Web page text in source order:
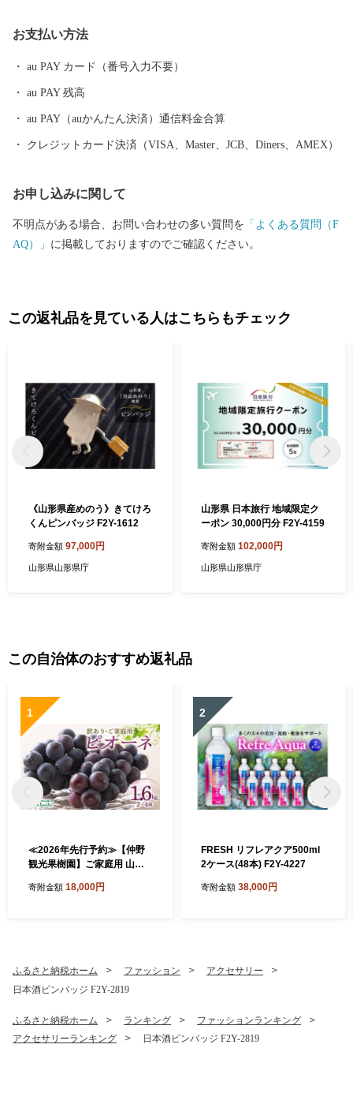
も目白押しです。 そんな山形県への旅を一層豊かなものにするの
が温泉です。山形県は、全ての市町村に温泉が湧出し、山や渓谷
海沿いの温泉など、様々なタイプの温泉を楽しむことができま
す。 ふるさと納税を機に山形へお越しいただき、旬の味覚、歴史
や文化、自然をお楽しみください。
お支払い方法
au PAY カード（番号入力不要）
au PAY 残高
au PAY（auかんたん決済）通信料金合算
クレジットカード決済（VISA、Master、JCB、Diners、AMEX）
お申し込みに関して
不明点がある場合、お問い合わせの多い質問を 「よくある質問（F
AQ）」 に掲載しておりますのでご確認ください。
この返礼品を見ている人はこちらもチェック
《山形県産めのう》きてけろ
くんピンバッジ F2Y-1612
寄附金額 97,000円
山形県山形県庁
山形県 日本旅行 地域限定ク
ーポン 30,000円分 F2Y-4159
寄附金額 102,000円
山形県山形県庁
この自治体のおすすめ返礼品
1
≪2026年先行予約≫【仲野
観光果樹園】ご家庭用 山形
種無し ぶどう 2026年8月下
寄附金額 18,000円
2
FRESH リフレアクア500ml
2ケース(48本) F2Y-4227
寄附金額 38,000円
ふるさと納税ホーム ファッション
アクセサリー
日本酒ピンバッジ F2Y-2819
ふるさと納税ホーム ランキング
ファッションランキング
アクセサリーランキング
日本酒ピンバッジ F2Y-2819